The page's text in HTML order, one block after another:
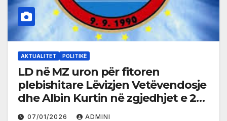
AKTUALITET POLITIKË
LD në MZ uron për fitoren
plebishitare Lëvizjen Vetëvendosje
dhe Albin Kurtin në zgjedhjet e 28
dhjetorit
07/01/2026 ADMINI